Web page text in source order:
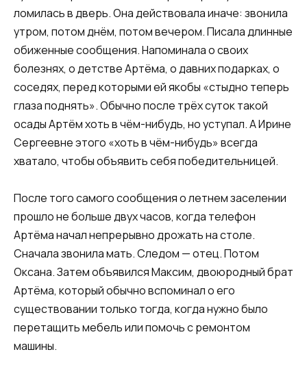
ломилась в дверь. Она действовала иначе: звонила
утром, потом днём, потом вечером. Писала длинные
обиженные сообщения. Напоминала о своих
болезнях, о детстве Артёма, о давних подарках, о
соседях, перед которыми ей якобы «стыдно теперь
глаза поднять». Обычно после трёх суток такой
осады Артём хоть в чём-нибудь, но уступал. А Ирине
Сергеевне этого «хоть в чём-нибудь» всегда
хватало, чтобы объявить себя победительницей.
После того самого сообщения о летнем заселении
прошло не больше двух часов, когда телефон
Артёма начал непрерывно дрожать на столе.
Сначала звонила мать. Следом — отец. Потом
Оксана. Затем объявился Максим, двоюродный брат
Артёма, который обычно вспоминал о его
существовании только тогда, когда нужно было
перетащить мебель или помочь с ремонтом
машины.